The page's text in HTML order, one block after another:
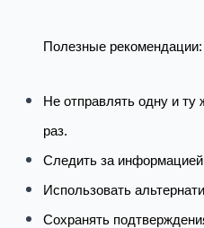
Полезные рекомендации:
Не отправлять одну и ту
раз.
Следить за информацией
Использовать
Сохранять